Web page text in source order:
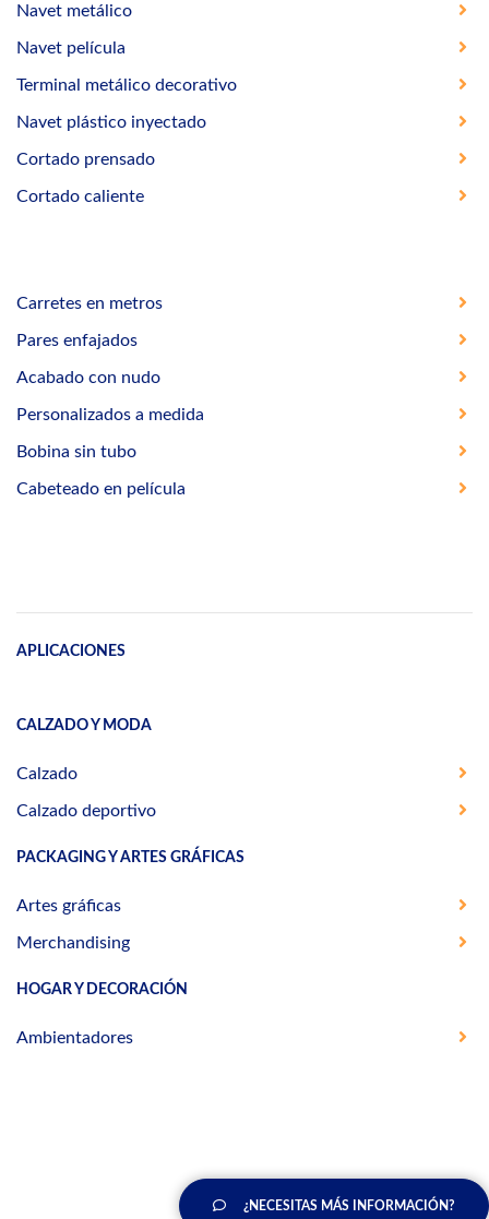
Navet metálico
Navet película
Terminal metálico decorativo
Navet plástico inyectado
Cortado prensado
Cortado caliente
Carretes en metros
Pares enfajados
Acabado con nudo
Personalizados a medida
Bobina sin tubo
Cabeteado en película
APLICACIONES
CALZADO Y MODA
Calzado
Calzado deportivo
PACKAGING Y ARTES GRÁFICAS
Artes gráficas
Merchandising
HOGAR Y DECORACIÓN
Ambientadores
¿NECESITAS MÁS INFORMACIÓN?